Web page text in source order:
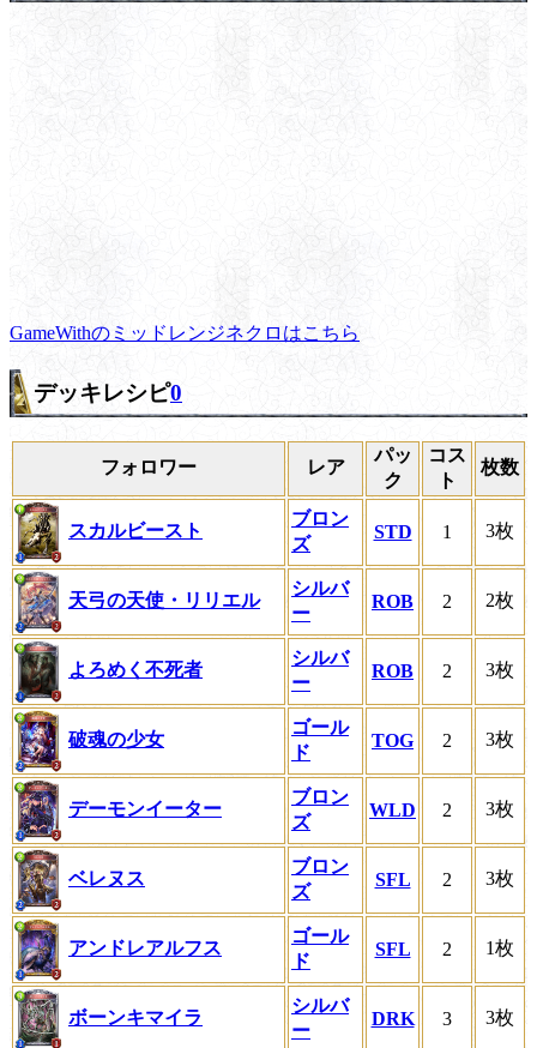
GameWithのミッドレンジネクロはこちら
デッキレシピ0
フォロワー レア
パッ
ク
コス
ト
枚数
スカルビースト
ブロン
ズ
STD 1 3枚
天弓の天使・リリエル
シルバ
ー
ROB 2 2枚
よろめく不死者
シルバ
ー
ROB 2 3枚
破魂の少女
ゴール
ド
TOG 2 3枚
デーモンイーター
ブロン
ズ
WLD 2 3枚
ベレヌス
ブロン
ズ
SFL 2 3枚
アンドレアルフス
ゴール
ド
SFL 2 1枚
ボーンキマイラ
シルバ
ー
DRK 3 3枚